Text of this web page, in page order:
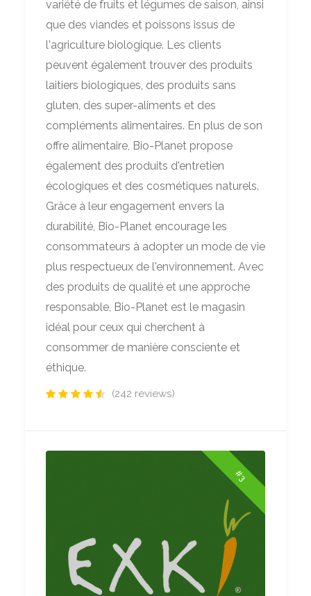
variété de fruits et légumes de saison, ainsi
que des viandes et poissons issus de
l'agriculture biologique. Les clients
peuvent également trouver des produits
laitiers biologiques, des produits sans
gluten, des super-aliments et des
compléments alimentaires. En plus de son
offre alimentaire, Bio-Planet propose
également des produits d'entretien
écologiques et des cosmétiques naturels.
Grâce à leur engagement envers la
durabilité, Bio-Planet encourage les
consommateurs à adopter un mode de vie
plus respectueux de l'environnement. Avec
des produits de qualité et une approche
responsable, Bio-Planet est le magasin
idéal pour ceux qui cherchent à
consommer de manière consciente et
éthique.
(242 reviews)
#3